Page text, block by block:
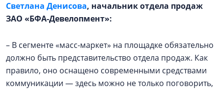
Светлана Денисова, начальник отдела продаж
ЗАО «БФА-Девелопмент»:
– В сегменте «масс-маркет» на площадке обязательно
должно быть представительство отдела продаж. Как
правило, оно оснащено современными средствами
коммуникации — здесь можно не только поговорить,